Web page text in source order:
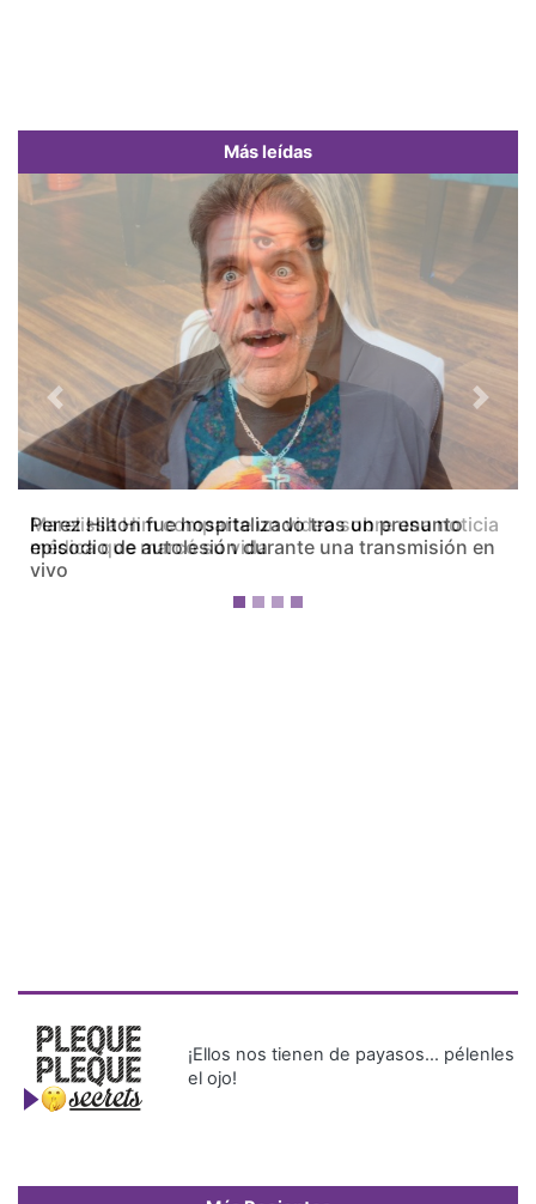
Más leídas
Marelissa Him comparte un video sobre una noticia
médica que marcó su vida
Previous Next
el ojo!
Más Recientes